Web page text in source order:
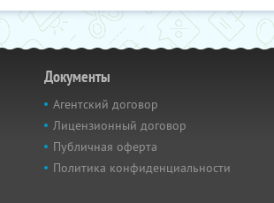
Документы
Агентский договор
Лицензионный договор
Публичная оферта
Политика конфиденциальности